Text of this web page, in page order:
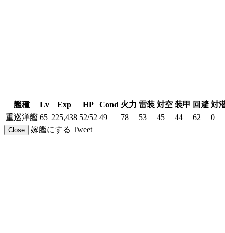
艦種 Lv Exp HP Cond 火力 雷装 対空 装甲 回避 対
重巡洋艦 65 225,438 52/52 49 78 53 45 44 62 0
Close 嫁艦にする Tweet